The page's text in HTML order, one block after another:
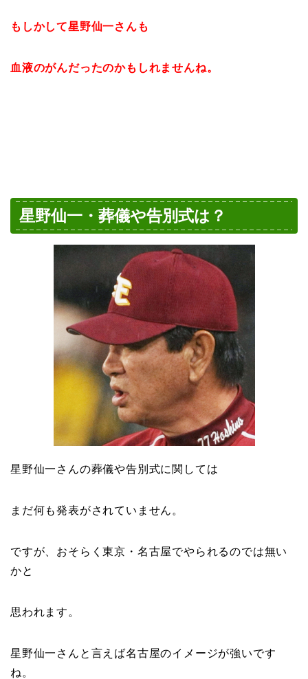
もしかして星野仙一さんも
血液のがんだったのかもしれませんね。
星野仙一・葬儀や告別式は？
星野仙一さんの葬儀や告別式に関しては
まだ何も発表がされていません。
ですが、おそらく東京・名古屋でやられるのでは無い
かと
思われます。
星野仙一さんと言えば名古屋のイメージが強いです
ね。